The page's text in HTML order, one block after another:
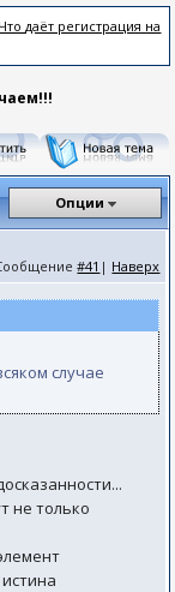
Что даёт регистрация на
Опции
#41 | Наверх
случае
не только